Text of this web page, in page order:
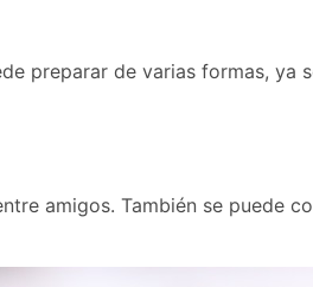
preparar de varias formas, ya
amigos. También se puede